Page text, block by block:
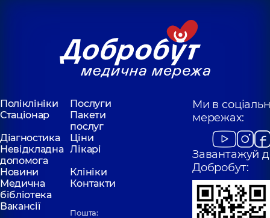
Поліклініки
Послуги
Стаціонар
Пакети
послуг
Діагностика
Ціни
Невідкладна
допомога
Лікарі
Новини
Клініки
Медична
бібліотека
Контакти
Вакансії
Пошта:
Ми в
мережах:
Завантажуй
Добробут: